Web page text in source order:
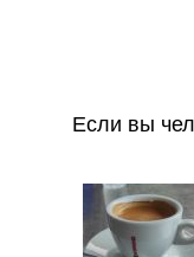
Если вы